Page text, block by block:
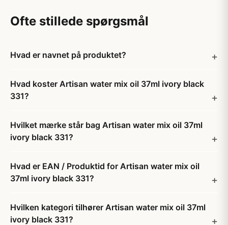
Ofte stillede spørgsmål
Hvad er navnet på produktet?
Hvad koster Artisan water mix oil 37ml ivory black
331?
Hvilket mærke står bag Artisan water mix oil 37ml
ivory black 331?
Hvad er EAN / Produktid for Artisan water mix oil
37ml ivory black 331?
Hvilken kategori tilhører Artisan water mix oil 37ml
ivory black 331?